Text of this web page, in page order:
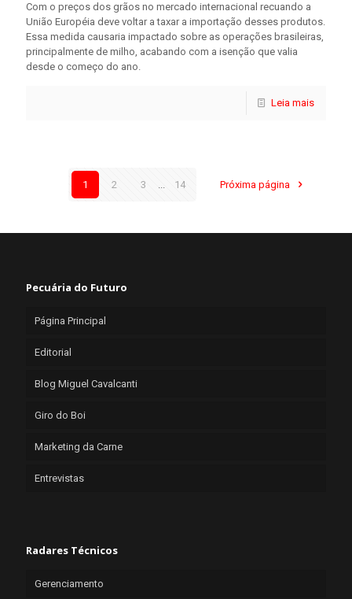
Com o preços dos grãos no mercado internacional recuando a
União Européia deve voltar a taxar a importação desses produtos.
Essa medida causaria impactado sobre as operações brasileiras,
principalmente de milho, acabando com a isenção que valia
desde o começo do ano.
Leia mais
1 2 3 ... 14 Próxima página
Pecuária do Futuro
Página Principal
Editorial
Blog Miguel Cavalcanti
Giro do Boi
Marketing da Carne
Entrevistas
Radares Técnicos
Gerenciamento